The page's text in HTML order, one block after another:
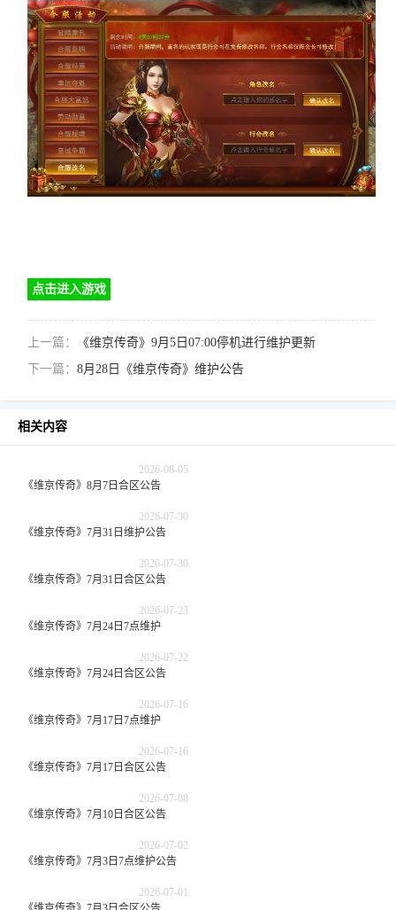
点击进入游戏
上一篇：
《维京传奇》9月5日07:00停机进行维护更新
下一篇：8月28日《维京传奇》维护公告
相关内容
2026-08-05
《维京传奇》8月7日合区公告
2026-07-30
《维京传奇》7月31日维护公告
2026-07-30
《维京传奇》7月31日合区公告
2026-07-23
《维京传奇》7月24日7点维护
2026-07-22
《维京传奇》7月24日合区公告
2026-07-16
《维京传奇》7月17日7点维护
2026-07-16
《维京传奇》7月17日合区公告
2026-07-08
《维京传奇》7月10日合区公告
2026-07-02
《维京传奇》7月3日7点维护公告
2026-07-01